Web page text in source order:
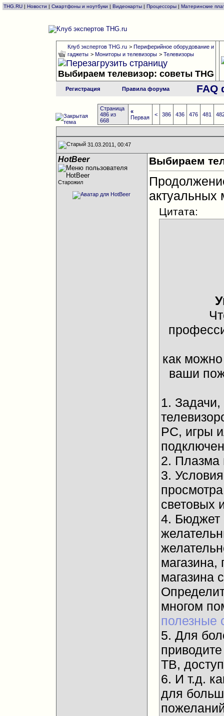
THG.RU | Новости | Смартфоны и ноутбуки | Видеокарты | Процессоры | Материнские
Клуб экспертов THG.ru > Периферийное оборудование и
гаджеты > Мониторы и телевизоры > Телевизоры
Выбираем телевизор: советы THG
Регистрация Правила форума FAQ
Страница
486 из
668
«
Первая
< 386 436 476 481
31.03.2011, 00:47
HotBeer
Старожил
Выбираем
актуальных
Цитата:
как
ваши
1.
PC, игры
2. Плазма
3.
световых
4. Бюджет
магазина,
магазина
многом
полезные
5. Для
ТВ,
6. И т.д.
для